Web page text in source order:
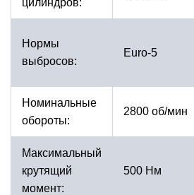
цилиндров:
Нормы
выбросов:
Euro-5
Номинальные
обороты:
2800 об/мин
Максимальный
крутящий
момент:
500 Нм